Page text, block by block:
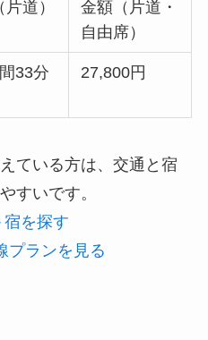
道）
金額（片道・
自由席）
33分
27,800円
ている方は、交通と宿
すいです。
を探す
プランを見る